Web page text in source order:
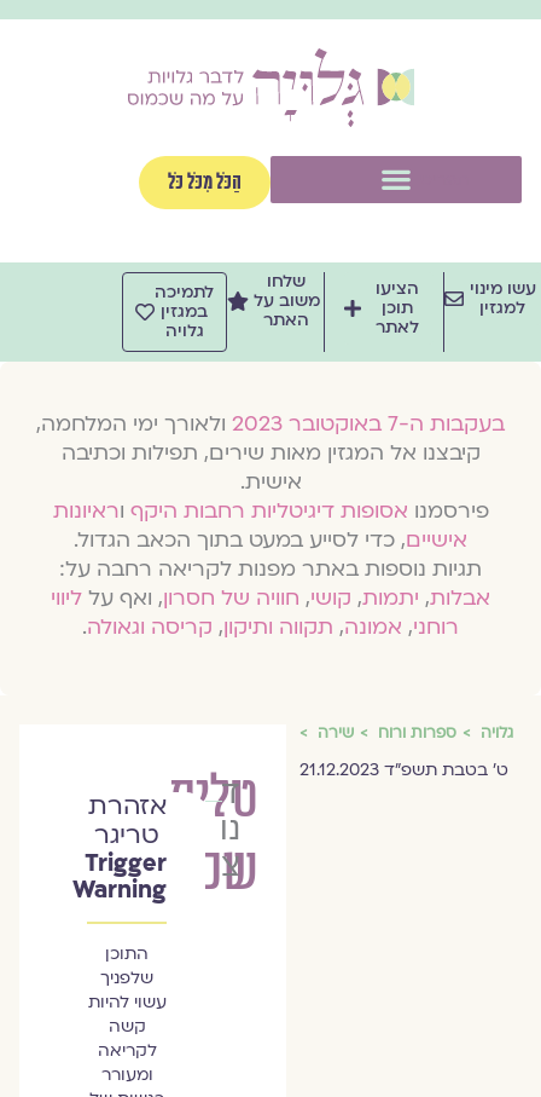
הַכֹּל מִכֹּל כֹּל
מינוי
למגזין
הציעו
תוכן
לאתר
שלחו
משוב על
האתר
לתמיכה
במגזין
גלויה
בעקבות ה-7 באוקטובר 2023
ולאורך ימי המלחמה,
קיבצנו אל המגזין מאות שירים, תפילות וכתיבה
אישית.
פירסמנואסופות דיגיטליות רחבות היקףוראיונות
אישיים, כדי לסייע במעט בתוך הכאב הגדול.
תגיות נוספות באתר מפנות לקריאה רחבה על:
אבלות,יתמות,קושי,חוויה של חסרון, ואף עלליווי
רוחני,אמונה,תקווה ותיקון,קריסה וגאולה.
גלויה ספרות ורוח שירה
ט׳ בטבת תשפ״ד 21.12.2023
טלית
שכולה
ד״ר
נורית
צדרבוים
אזהרת
טריגר
Trigger
Warning
התוכן
שלפניך
עשוי להיות
קשה
לקריאה
ומעורר